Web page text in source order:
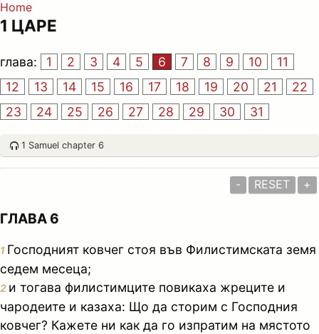
Home
1 ЦАРЕ
глава: 1 2 3 4 5 6 7 8 9 10
11
12
13 14 15 16 17 18 19 20 21
22
23
24 25 26 27 28 29 30 31
1 Samuel chapter 6
- RESET +
ГЛАВА 6
1 Господният ковчег стоя във Филистимската земя
седем месеца;
2 и тогава филистимците повикаха жреците и
чародеите и казаха: Що да сторим с Господния
ковчег? Кажете ни как да го изпратим на мястото